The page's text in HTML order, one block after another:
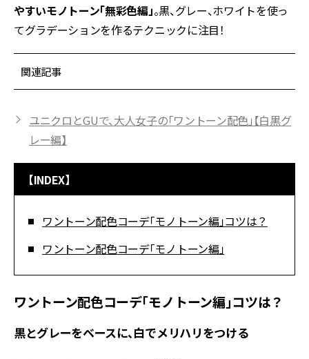
やすいモノトーン「無彩色編」。黒、グレー、ホワイトを使っ
てグラデーションを作るテクニックに注目！
関連記事
ユニクロとGUで、大人女子の「ワントーン配色」【白黒グ
レー編】
【INDEX】
ワントーン配色コーデ「モノトーン編」コツは？
ワントーン配色コーデ「モノトーン編」
ワントーン配色コーデ「モノトーン編」コツは？
黒とグレーをベースに、白でメリハリをつける